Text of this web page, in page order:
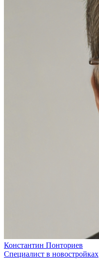
Константин Понториев
Специалист в новостройках